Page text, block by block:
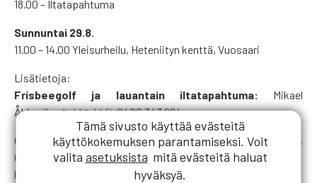
18.00 – Iltatapahtuma
Sunnuntai 29.8.
11.00 – 14.00 Yleisurheilu, Heteniityn kenttä, Vuosaari
Lisätietoja:
Frisbeegolf ja lauantain iltatapahtuma: Mikael
Åhl,mikael.ahl@rkl.fi, 0400 343 264
Golf: Raimo Kostiainen,raimo.k.kostiainen@gmail.com ,
0400 409 800
https://www.rkl.fi/vapaa-aika/golf/
Tämä sivusto käyttää evästeitä
käyttökokemuksen parantamiseksi. Voit
valita asetuksista mitä evästeitä haluat
hyväksyä.